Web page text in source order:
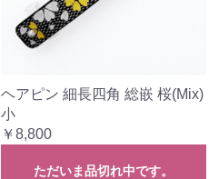
ヘアピン 細長四角 総嵌 桜(Mix)
小
￥8,800
ただいま品切れ中です。